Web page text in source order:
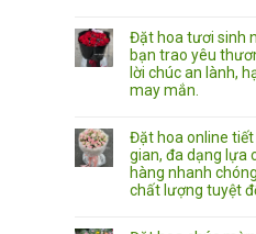
Đặt hoa tươi sinh
bạn trao yêu
lời chúc an lành,
may mắn.
Đặt hoa online
gian, đa dạng lựa
hàng nhanh
chất lượng tuyệt